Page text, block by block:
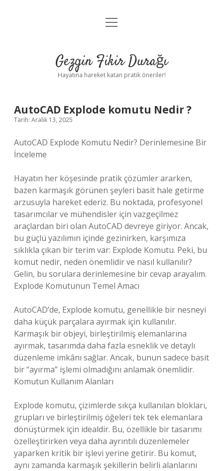
Anasayfa
Yasal Uyarı
menüyü
Gezgin Fikir Durağı
Hayatına hareket katan pratik öneriler!
AutoCAD Explode komutu Nedir ?
Tarih: Aralık 13, 2025
AutoCAD Explode Komutu Nedir? Derinlemesine Bir
İnceleme
Hayatın her köşesinde pratik çözümler ararken,
bazen karmaşık görünen şeyleri basit hale getirme
arzusuyla hareket ederiz. Bu noktada, profesyonel
tasarımcılar ve mühendisler için vazgeçilmez
araçlardan biri olan AutoCAD devreye giriyor. Ancak,
bu güçlü yazılımın içinde gezinirken, karşımıza
sıklıkla çıkan bir terim var: Explode Komutu. Peki, bu
komut nedir, neden önemlidir ve nasıl kullanılır?
Gelin, bu sorulara derinlemesine bir cevap arayalım.
Explode Komutunun Temel Amacı
AutoCAD’de, Explode komutu, genellikle bir nesneyi
daha küçük parçalara ayırmak için kullanılır.
Karmaşık bir objeyi, birleştirilmiş elemanlarına
ayırmak, tasarımda daha fazla esneklik ve detaylı
düzenleme imkânı sağlar. Ancak, bunun sadece basit
bir “ayırma” işlemi olmadığını anlamak önemlidir.
Komutun Kullanım Alanları
Explode komutu, çizimlerde sıkça kullanılan blokları,
grupları ve birleştirilmiş öğeleri tek tek elemanlara
dönüştürmek için idealdir. Bu, özellikle bir tasarımı
özelleştirirken veya daha ayrıntılı düzenlemeler
yaparken kritik bir işlevi yerine getirir. Bu komut,
aynı zamanda karmaşık şekillerin belirli alanlarını